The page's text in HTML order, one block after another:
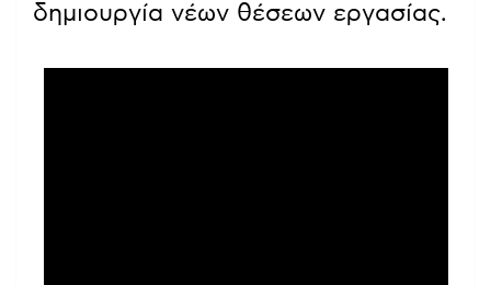
δημιουργία νέων θέσεων εργασίας.